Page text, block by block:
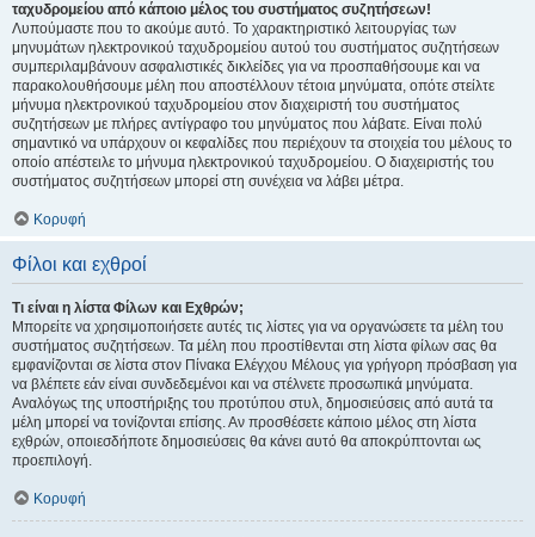
ταχυδρομείου από κάποιο μέλος του συστήματος συζητήσεων!
Λυπούμαστε που το ακούμε αυτό. Το χαρακτηριστικό λειτουργίας των
μηνυμάτων ηλεκτρονικού ταχυδρομείου αυτού του συστήματος συζητήσεων
συμπεριλαμβάνουν ασφαλιστικές δικλείδες για να προσπαθήσουμε και να
παρακολουθήσουμε μέλη που αποστέλλουν τέτοια μηνύματα, οπότε στείλτε
μήνυμα ηλεκτρονικού ταχυδρομείου στον διαχειριστή του συστήματος
συζητήσεων με πλήρες αντίγραφο του μηνύματος που λάβατε. Είναι πολύ
σημαντικό να υπάρχουν οι κεφαλίδες που περιέχουν τα στοιχεία του μέλους το
οποίο απέστειλε το μήνυμα ηλεκτρονικού ταχυδρομείου. Ο διαχειριστής του
συστήματος συζητήσεων μπορεί στη συνέχεια να λάβει μέτρα.
Κορυφή
Φίλοι και εχθροί
Τι είναι η λίστα Φίλων και Εχθρών;
Μπορείτε να χρησιμοποιήσετε αυτές τις λίστες για να οργανώσετε τα μέλη του
συστήματος συζητήσεων. Τα μέλη που προστίθενται στη λίστα φίλων σας θα
εμφανίζονται σε λίστα στον Πίνακα Ελέγχου Μέλους για γρήγορη πρόσβαση για
να βλέπετε εάν είναι συνδεδεμένοι και να στέλνετε προσωπικά μηνύματα.
Αναλόγως της υποστήριξης του προτύπου στυλ, δημοσιεύσεις από αυτά τα
μέλη μπορεί να τονίζονται επίσης. Αν προσθέσετε κάποιο μέλος στη λίστα
εχθρών, οποιεσδήποτε δημοσιεύσεις θα κάνει αυτό θα αποκρύπτονται ως
προεπιλογή.
Κορυφή